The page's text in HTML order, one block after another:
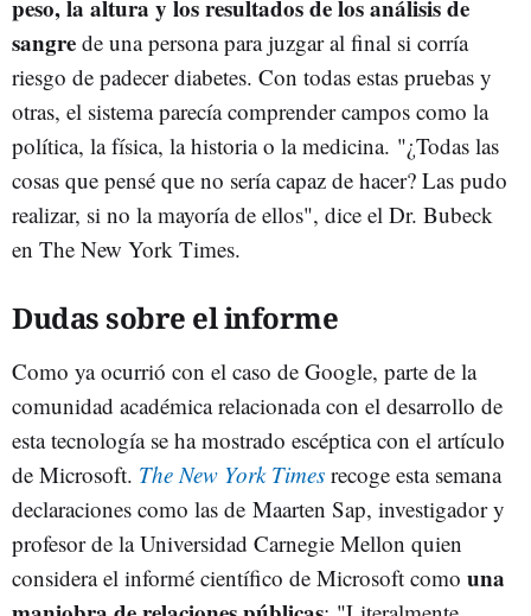
peso, la altura y los resultados de los análisis de
sangre de una persona para juzgar al final si corría
riesgo de padecer diabetes. Con todas estas pruebas y
otras, el sistema parecía comprender campos como la
política, la física, la historia o la medicina. "¿Todas las
cosas que pensé que no sería capaz de hacer? Las pudo
realizar, si no la mayoría de ellos", dice el Dr. Bubeck
en The New York Times.
Dudas sobre el informe
Como ya ocurrió con el caso de Google, parte de la
comunidad académica relacionada con el desarrollo de
esta tecnología se ha mostrado escéptica con el artículo
de Microsoft. The New York Times recoge esta semana
declaraciones como las de Maarten Sap, investigador y
profesor de la Universidad Carnegie Mellon quien
considera el informé científico de Microsoft como una